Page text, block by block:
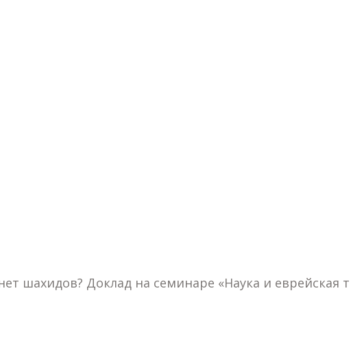
шахидов? Доклад на семинаре «Наука и